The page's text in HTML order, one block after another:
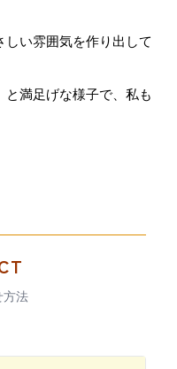
い雰囲気を作り出して
満足げな様子で、私も
方法